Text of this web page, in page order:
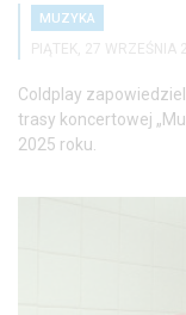
MUZYKA
PIĄTEK, 27 WRZEŚNIA
Coldplay
trasy koncertowej
2025 roku.